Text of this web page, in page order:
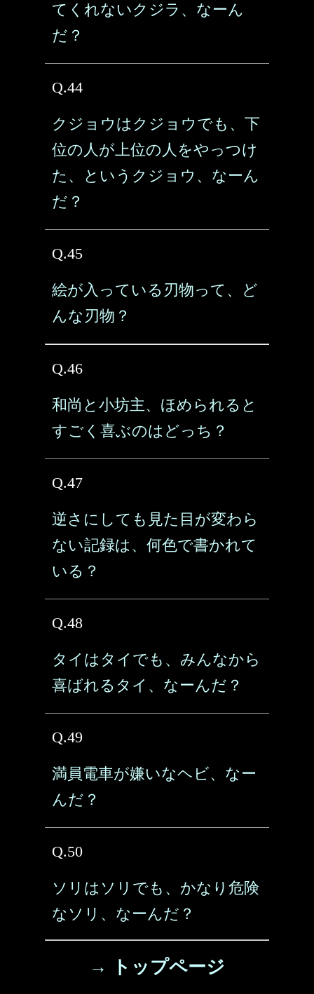
てくれないクジラ、なーん
だ？
Q.44
クジョウはクジョウでも、下
位の人が上位の人をやっつけ
た、というクジョウ、なーん
だ？
Q.45
絵が入っている刃物って、ど
んな刃物？
Q.46
和尚と小坊主、ほめられると
すごく喜ぶのはどっち？
Q.47
逆さにしても見た目が変わら
ない記録は、何色で書かれて
いる？
Q.48
タイはタイでも、みんなから
喜ばれるタイ、なーんだ？
Q.49
満員電車が嫌いなヘビ、なー
んだ？
Q.50
ソリはソリでも、かなり危険
なソリ、なーんだ？
→ トップページ